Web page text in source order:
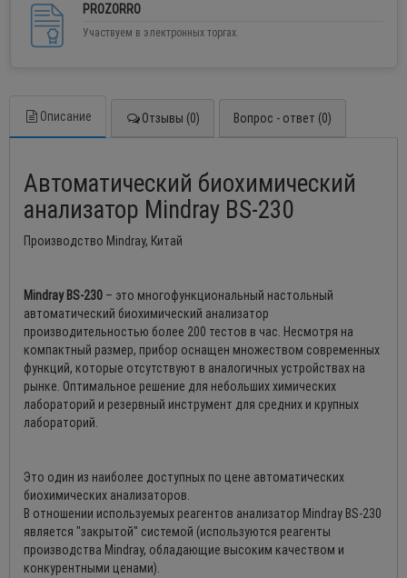
PROZORRO
Участвуем в электронных торгах.
Описание Отзывы (0) Вопрос - ответ (0)
Автоматический биохимический
анализатор Mindray BS-230
Производство Mindray, Китай
Mindray BS-230 – это многофункциональный настольный
автоматический биохимический анализатор
производительностью более 200 тестов в час. Несмотря на
компактный размер, прибор оснащен множеством современных
функций, которые отсутствуют в аналогичных устройствах на
рынке. Оптимальное решение для небольших химических
лабораторий и резервный инструмент для средних и крупных
лабораторий.
Это один из наиболее доступных по цене автоматических
биохимических анализаторов.
В отношении используемых реагентов анализатор Mindray BS-230
является "закрытой" системой (используются реагенты
производства Mindray, обладающие высоким качеством и
конкурентными ценами).